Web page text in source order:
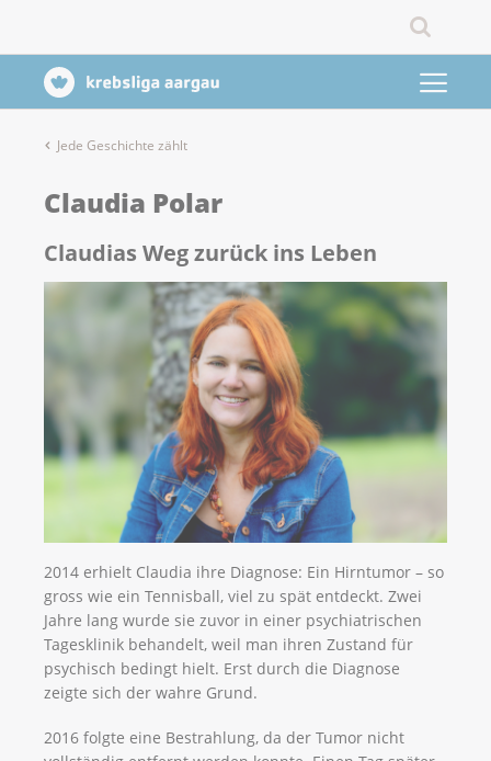
Jede Geschichte zählt
Claudia Polar
Claudias Weg zurück ins Leben
2014 erhielt Claudia ihre Diagnose: Ein Hirntumor – so
gross wie ein Tennisball, viel zu spät entdeckt. Zwei
Jahre lang wurde sie zuvor in einer psychiatrischen
Tagesklinik behandelt, weil man ihren Zustand für
psychisch bedingt hielt. Erst durch die Diagnose
zeigte sich der wahre Grund.
2016 folgte eine Bestrahlung, da der Tumor nicht